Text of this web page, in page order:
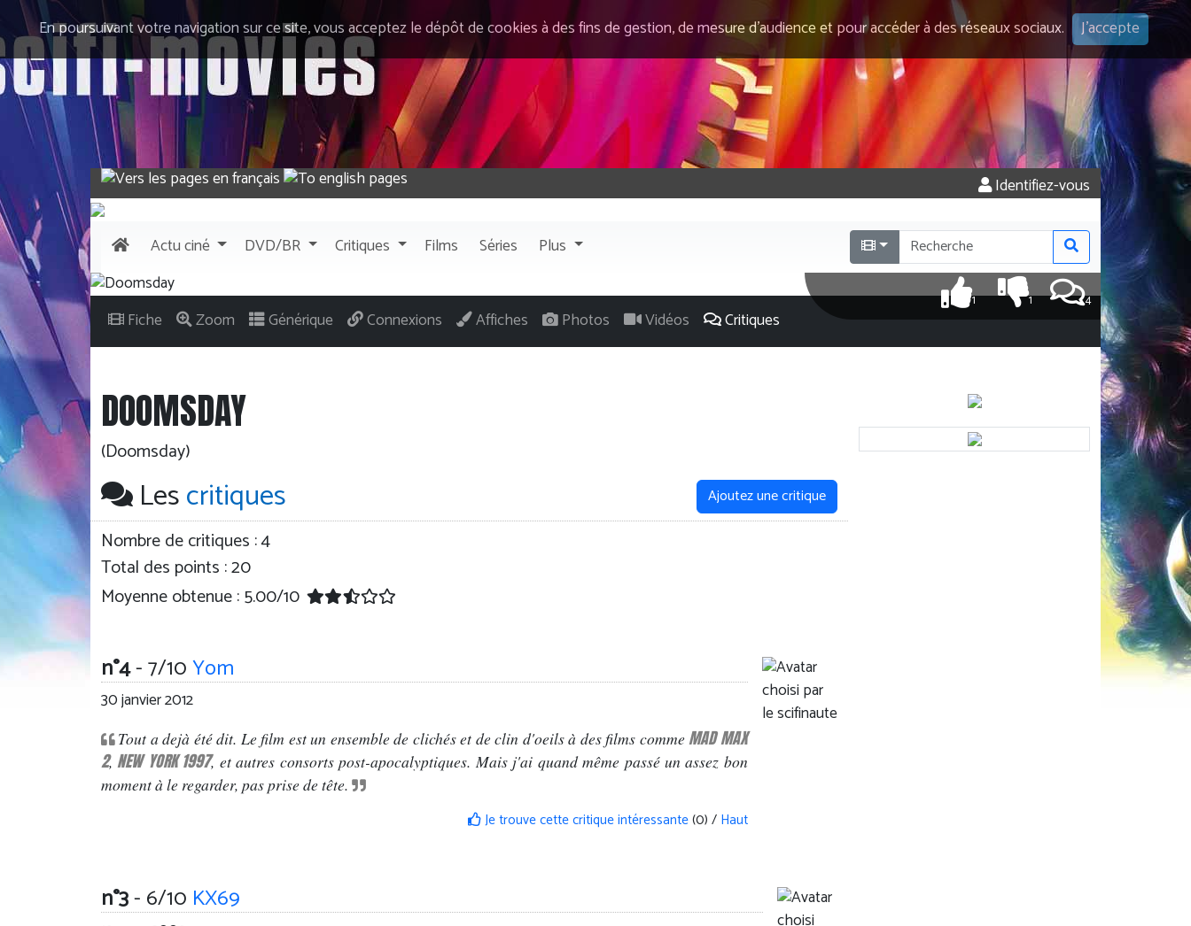
En poursuivant votre navigation sur ce site, vous acceptez le dépôt de cookies à des fins de gestion, de mesure d’audience et pour accéder à des réseaux sociaux. J'accepte
Identifiez-vous
Actuciné DVD/BR Critiques Films Séries Plus
4
1
1
Fiche Zoom Générique Connexions Affiches Photos Vidéos Critiques
DOOMSDAY
(Doomsday)
Lescritiques Ajoutez une critique
Nombre de critiques :4
Total des points : 20
Moyenne obtenue :5.00/10
n°4- 7/10Yom
30 janvier 2012
Tout a dejà été dit. Le film est un ensemble de clichés et de clin d'oeils à des films commeMAD MAX
2,NEW YORK 1997, et autres consorts post-apocalyptiques. Mais j'ai quand même passé un assez bon
moment à le regarder, pas prise de tête.
Je trouve cette critique intéressante(0) / Haut
n°3- 6/10 KX69